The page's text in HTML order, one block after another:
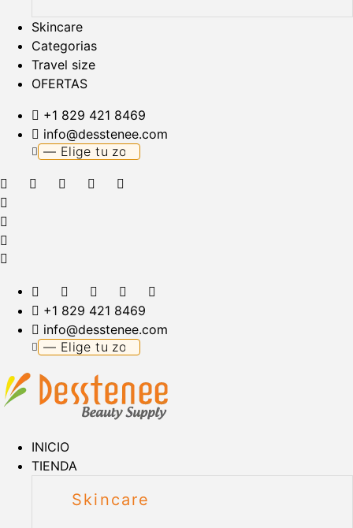
Skincare
Categorias
Travel size
OFERTAS
+1 829 421 8469
info@desstenee.com
+1 829 421 8469
info@desstenee.com
INICIO
TIENDA
Skincare